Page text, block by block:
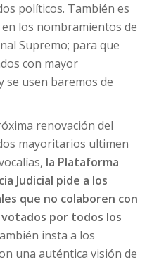
políticos. También es
los nombramientos de
Supremo; para que
con mayor
se usen baremos de
renovación del
mayoritarios ultimen
la Plataforma
Judicial pide a los
que no colaboren con
por todos los
insta a los
una auténtica visión de